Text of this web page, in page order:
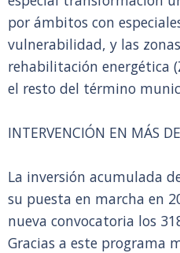
por ámbitos con
vulnerabilidad, y las
rehabilitación energética
el resto del término
INTERVENCIÓN EN MÁS
La inversión acumulada
su puesta en marcha en
nueva convocatoria los
Gracias a este programa